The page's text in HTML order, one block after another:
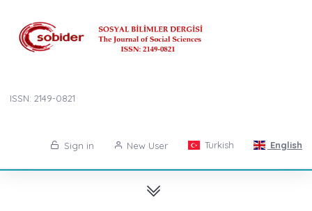
ISSN: 2149-0821
Sign in New User Turkish English